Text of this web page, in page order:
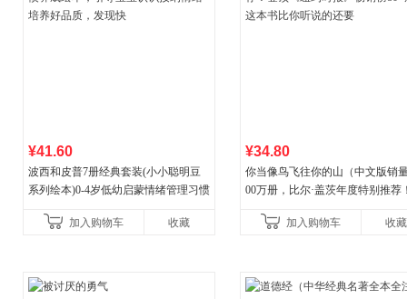
¥41.60
波西和皮普7册经典套装(小小聪明豆
系列绘本)0-4岁低幼启蒙情绪管理习惯
养好品质，发现快
加入购物车 收藏
¥34.80
你当像鸟飞往你的山（中文版销
00万册，比尔·盖茨年度特别推荐
比你听说的还要
加入购物车 收藏